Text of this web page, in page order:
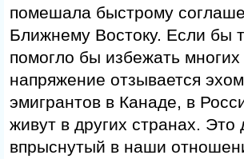
помешала быстрому
Ближнему Востоку. Если бы
помогло бы избежать
напряжение отзывается
эмигрантов в Канаде, в
живут в других странах. Это
впрыснутый в наши